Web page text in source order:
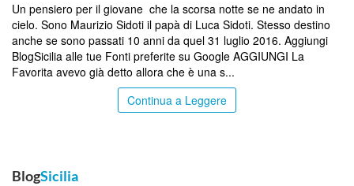
Un pensiero per il giovane che la scorsa notte se ne andato in
cielo. Sono Maurizio Sidoti il papà di Luca Sidoti. Stesso destino
anche se sono passati 10 anni da quel 31 luglio 2016. Aggiungi
BlogSicilia alle tue Fonti preferite su Google AGGIUNGI La
Favorita avevo già detto allora che è una s...
Continua a Leggere
BlogSicilia